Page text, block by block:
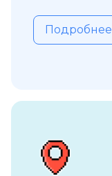
Подробнее